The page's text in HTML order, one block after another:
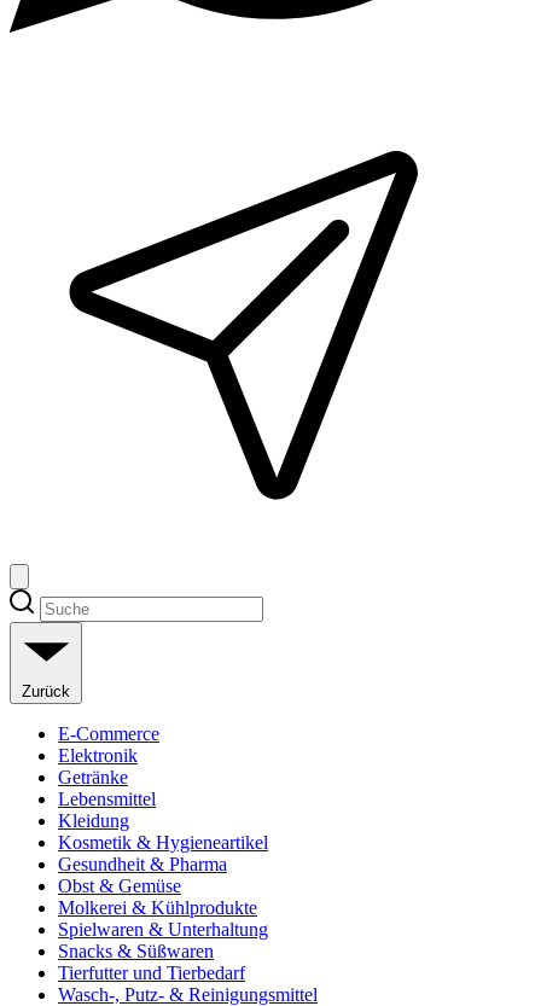
Zurück
E-Commerce
Elektronik
Getränke
Lebensmittel
Kleidung
Kosmetik & Hygieneartikel
Gesundheit & Pharma
Obst & Gemüse
Molkerei & Kühlprodukte
Spielwaren & Unterhaltung
Snacks & Süßwaren
Tierfutter und Tierbedarf
Wasch-, Putz- & Reinigungsmittel